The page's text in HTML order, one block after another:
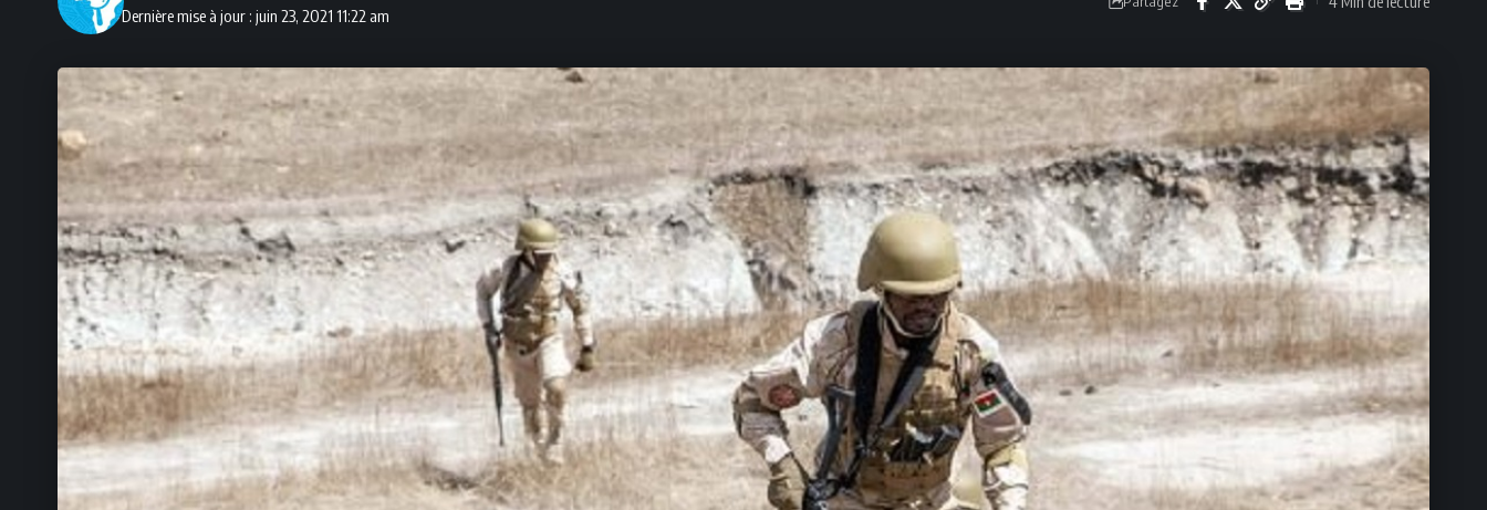
Dernière mise à jour : juin 23, 2021 11:22 am